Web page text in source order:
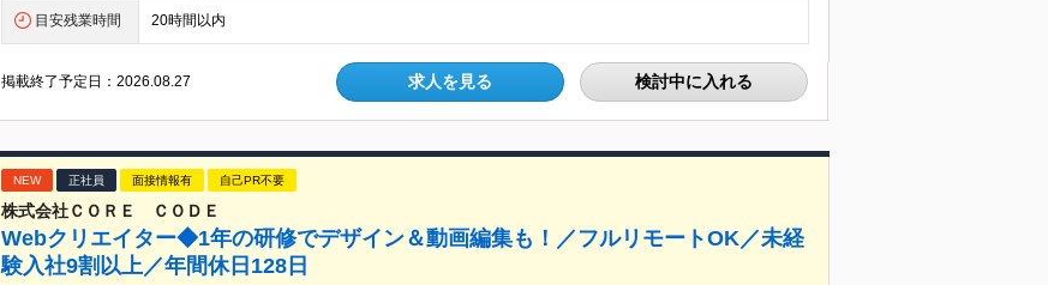
目安残業時間 20時間以内
掲載終了予定日：2026.08.27 求人を見る 検討中に入れる
NEW 正社員 面接情報有 自己PR不要
株式会社ＣＯＲＥ ＣＯＤＥ
Webクリエイター◆1年の研修でデザイン＆動画編集も！／フルリモートOK／未経
験入社9割以上／年間休日128日